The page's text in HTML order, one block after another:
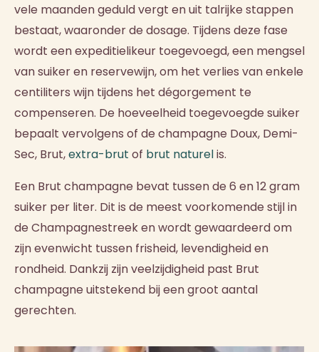
vele maanden geduld vergt en uit talrijke stappen
bestaat, waaronder de dosage. Tijdens deze fase
wordt een expeditielikeur toegevoegd, een mengsel
van suiker en reservewijn, om het verlies van enkele
centiliters wijn tijdens het dégorgement te
compenseren. De hoeveelheid toegevoegde suiker
bepaalt vervolgens of de champagne Doux, Demi-
Sec, Brut,extra-brut of brut naturelis.
Een Brut champagne bevat tussen de 6 en 12 gram
suiker per liter. Dit is de meest voorkomende stijl in
de Champagnestreek en wordt gewaardeerd om
zijn evenwicht tussen frisheid, levendigheid en
rondheid. Dankzij zijn veelzijdigheid past Brut
champagne uitstekend bij een groot aantal
gerechten.